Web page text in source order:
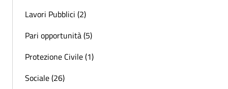
Lavori Pubblici (2)
Pari opportunità (5)
Protezione Civile (1)
Sociale (26)